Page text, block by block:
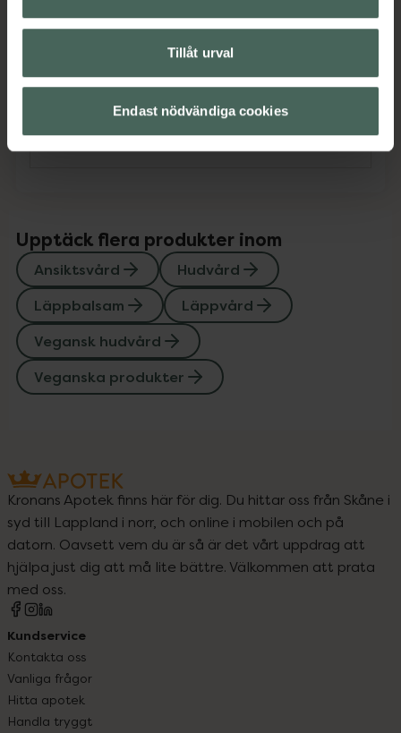
Tillåt urval
Endast nödvändiga cookies
Omdömen Visa
Innehåll Visa
Instruktioner Visa
Upptäck flera produkter inom
Ansiktsvård
Hudvård
Läppbalsam
Läppvård
Vegansk hudvård
Veganska produkter
Kronans Apotek finns här för dig. Du hittar oss från Skåne i
syd till Lappland i norr, och online i mobilen och på
datorn. Oavsett vem du är så är det vårt uppdrag att
hjälpa just dig att må lite bättre. Välkommen att prata
med oss.
Kundservice
Kontakta oss
Vanliga frågor
Hitta apotek
Handla tryggt